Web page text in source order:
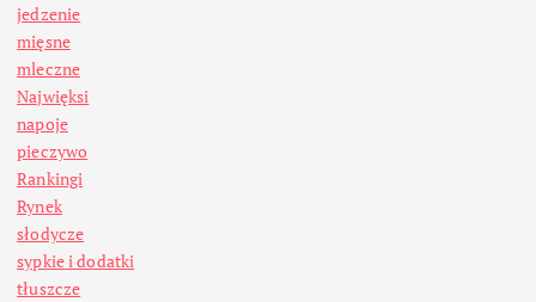
jedzenie
mięsne
mleczne
Najwięksi
napoje
pieczywo
Rankingi
Rynek
słodycze
sypkie i dodatki
tłuszcze